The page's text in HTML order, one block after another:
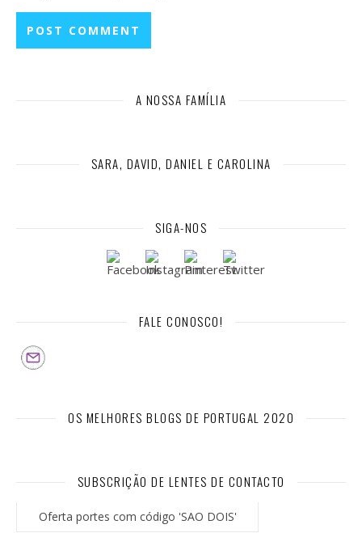
A NOSSA FAMÍLIA
SARA, DAVID, DANIEL E CAROLINA
SIGA-NOS
FALE CONOSCO!
OS MELHORES BLOGS DE PORTUGAL 2020
SUBSCRIÇÃO DE LENTES DE CONTACTO
Oferta portes com código 'SAO DOIS'